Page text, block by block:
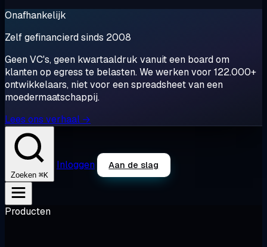
Onafhankelijk
Zelf gefinancierd sinds 2008
Geen VC's, geen kwartaaldruk vanuit een board om
klanten op egress te belasten. We werken voor 122.000+
ontwikkelaars, niet voor een spreadsheet van een
moedermaatschappij.
Lees ons verhaal →
Zoeken ⌘K
Inloggen Aan de slag
Producten